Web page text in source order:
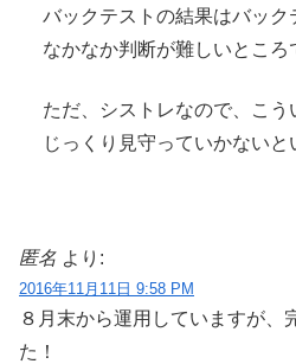
バックテストの結果はバック
なかなか判断が難しいところ
ただ、シストレなので、こう
じっくり見守っていかないと
匿名 より:
2016年11月11日 9:58 PM
８月末から運用していますが、
た！